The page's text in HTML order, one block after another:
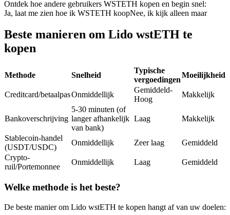
Futures met USDC als onderpand
Kopiëren Handel
Sluit je aan bij top traders
Ontdek hoe andere gebruikers WSTETH kopen en begin snel:
Ja, laat me zien hoe ik WSTETH koopNee, ik kijk alleen maar
Beste manieren om Lido wstETH te
kopen
Methode Snelheid
Typische
vergoedingen
Moeilijkheid
Creditcard/betaalpasOnmiddellijk
Gemiddeld-
Hoog
Makkelijk
Bankoverschrijving
5-30 minuten (of
langer afhankelijk
van bank)
Laag Makkelijk
Stablecoin-handel
(USDT/USDC)
Onmiddellijk Zeer laag
Gemiddeld
Crypto-
ruil/Portemonnee
Onmiddellijk Laag Gemiddeld
Welke methode is het beste?
De beste manier om Lido wstETH te kopen hangt af van uw doelen: